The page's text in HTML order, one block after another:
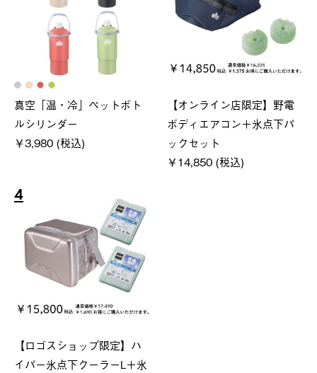
真空「温・冷」ペットボト
ルシリンダー
￥3,980 (税込)
【オンライン店限定】野電
ボディエアコン＋氷点下パ
ックセット
￥14,850 (税込)
4
【ロゴスショップ限定】ハ
イパー氷点下クーラーL＋氷